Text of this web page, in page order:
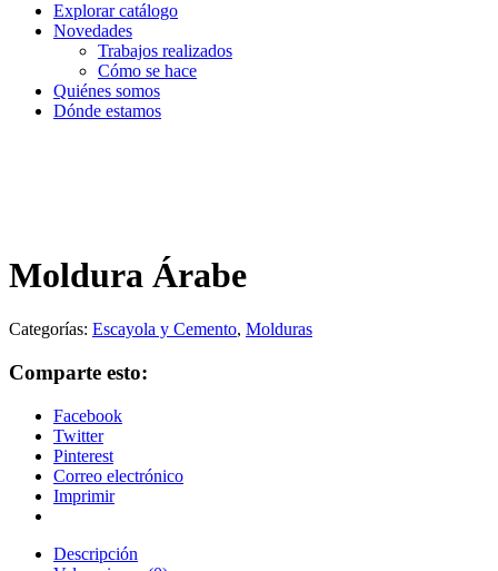
Explorar catálogo
Novedades
Trabajos realizados
Cómo se hace
Quiénes somos
Dónde estamos
Moldura Árabe
Categorías: Escayola y Cemento, Molduras
Comparte esto:
Facebook
Twitter
Pinterest
Correo electrónico
Imprimir
Descripción